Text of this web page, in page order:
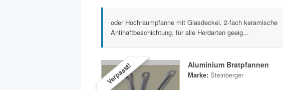
oder Hochraumpfanne mit Glasdeckel, 2-fach keramische
Antihaftbeschichtung, für alle Herdarten geeig...
Verpasst! Aluminium Bratpfannen
Marke: Steinberger